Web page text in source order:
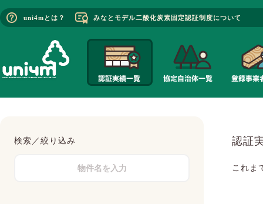
uni4mとは？ みなとモデル二酸化炭素固定認証制度について
検索／絞り込み 認証
これま